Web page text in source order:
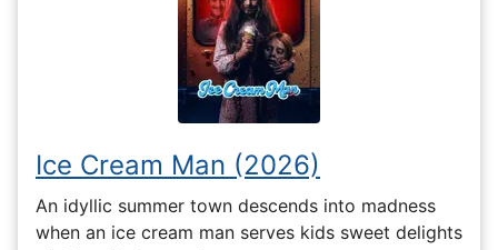
Ice Cream Man (2026)
An idyllic summer town descends into madness
when an ice cream man serves kids sweet delights